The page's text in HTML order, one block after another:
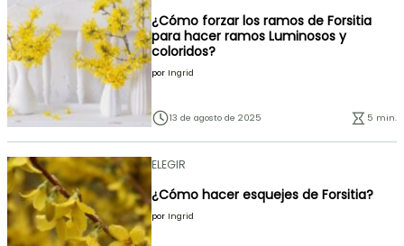
¿Cómo forzar los ramos de Forsitia
para hacer ramos Luminosos y
coloridos?
por Ingrid
13 de agosto de 2025 5 min.
ELEGIR
¿Cómo hacer esquejes de Forsitia?
por Ingrid